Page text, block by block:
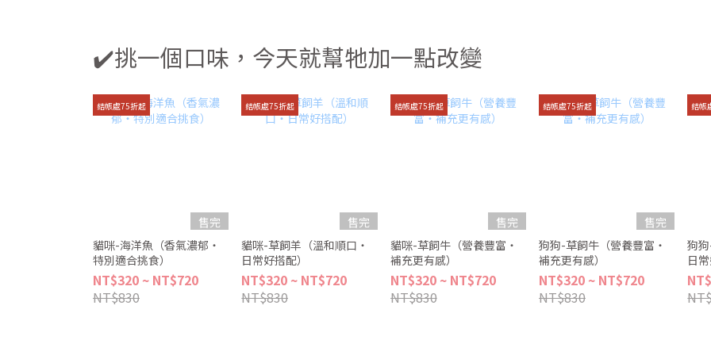
✔️挑一個口味，今天就幫牠加一點改變
結帳處75折起
售完
貓咪-海洋魚（香氣濃郁・
特別適合挑食）
NT$320 ~ NT$720
NT$830
結帳處75折起
售完
貓咪-草飼羊（溫和順口・
日常好搭配）
NT$320 ~ NT$720
NT$830
結帳處75折起
售完
貓咪-草飼牛（營養豐富・
補充更有感）
NT$320 ~ NT$720
NT$830
結帳處75折起
售完
狗狗-草飼牛（營養豐富・
補充更有感）
NT$320 ~ NT$720
NT$830
結帳
狗
日常